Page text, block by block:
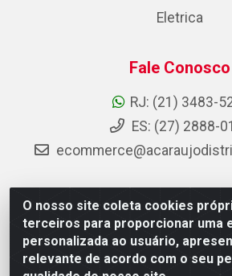
O nosso site coleta cookies
terceiros para proporcionar uma
personalizada ao usuário,
relevante de acordo com o seu
Eletrica
Fale Conosco
RJ: (21) 3483-
ES: (27) 2888-
AC Araujo Distribuidora - Rua
São Cristóvão, Rio de Janeiro/RJ -
CNPJ 08.744.753/0003-